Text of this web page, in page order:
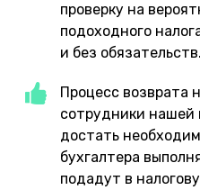
проверку на
подоходного
и без обязательств.
Процесс возврата
сотрудники нашей
достать
бухгалтера
подадут в